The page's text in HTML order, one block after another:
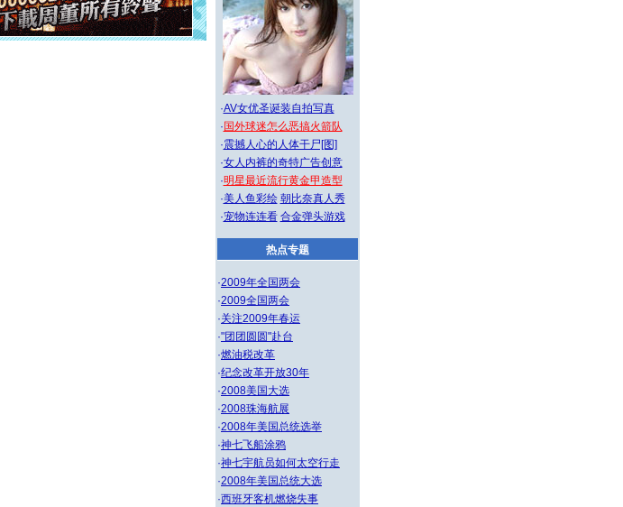
草有四片叶子：第一片叶子是信仰，第二
第三片叶子是爱情，第四片叶子是幸运。
，愿你新年快乐！
·AV女优圣诞装自拍写真
· 国外球迷怎么恶搞火箭队
·震撼人心的人体干尸[图]
·女人内裤的奇特广告创意
·明星最近流行黄金甲造型
·美人鱼彩绘 朝比奈真人秀
·宠物连连看 合金弹头游戏
热点专题
·2009年全国两会
·2009全国两会
·关注2009年春运
·"团团圆圆"赴台
·燃油税改革
·纪念改革开放30年
·2008美国大选
·2008珠海航展
·2008年美国总统选举
·神七飞船涂鸦
·神七宇航员如何太空行走
·2008年美国总统大选
·西班牙客机燃烧失事